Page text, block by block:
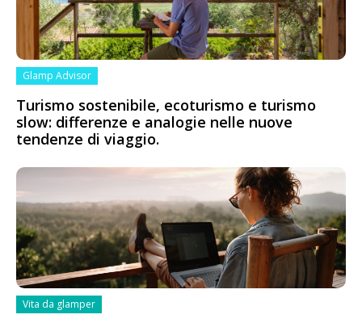
Glamp Advisor
Turismo sostenibile, ecoturismo e turismo
slow: differenze e analogie nelle nuove
tendenze di viaggio.
Vita da glamper